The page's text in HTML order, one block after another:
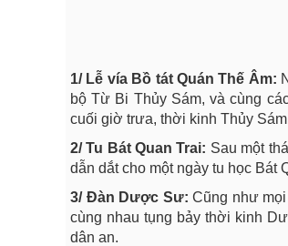
1/ Lễ vía Bồ tát Quán Thế Âm:
bộ Từ Bi Thủy Sám, và cùng
cuối giờ trưa, thời kinh Thủy
2/ Tu Bát Quan Trai: Sau một
dẫn dắt cho một ngày tu học Bát
3/ Đàn Dược Sư: Cũng như
cùng nhau tụng bảy thời kinh
dân an.